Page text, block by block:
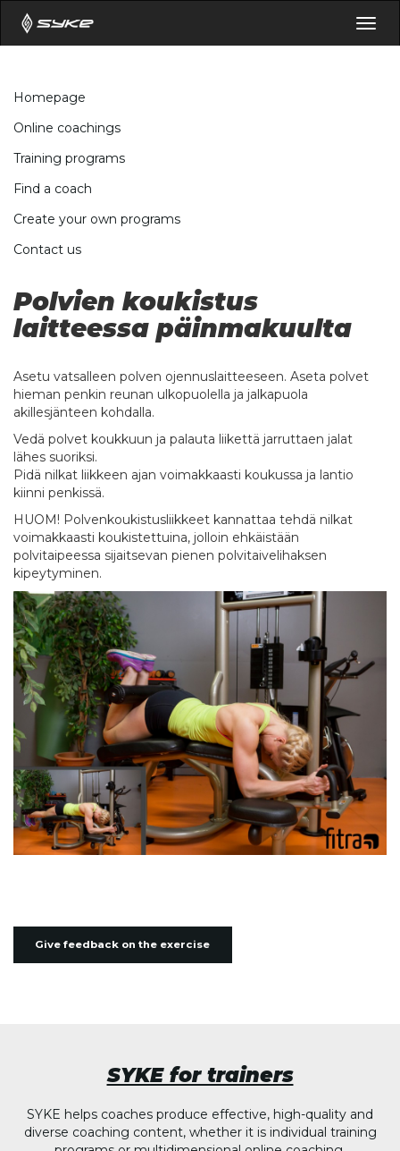
Homepage
Online coachings
Training programs
Find a coach
Create your own programs
Contact us
Polvien koukistus
laitteessa päinmakuulta
Asetu vatsalleen polven ojennuslaitteeseen. Aseta polvet
hieman penkin reunan ulkopuolella ja jalkapuola
akillesjänteen kohdalla.
Vedä polvet koukkuun ja palauta liikettä jarruttaen jalat
lähes suoriksi.
Pidä nilkat liikkeen ajan voimakkaasti koukussa ja lantio
kiinni penkissä.
HUOM! Polvenkoukistusliikkeet kannattaa tehdä nilkat
voimakkaasti koukistettuina, jolloin ehkäistään
polvitaipeessa sijaitsevan pienen polvitaivelihaksen
kipeytyminen.
Give feedback on the exercise
SYKE for trainers
SYKE helps coaches produce effective, high-quality and
diverse coaching content, whether it is individual training